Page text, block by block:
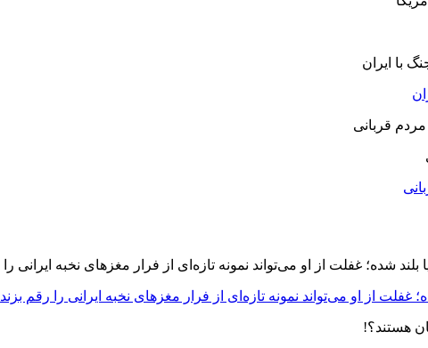
از او می‌تواند نمونه تازه‌ای از فرار مغزهای نخبه ایرانی را رقم بزند